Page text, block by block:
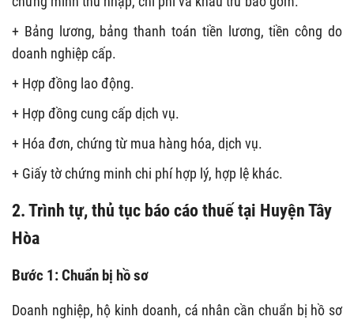
+ Bảng lương, bảng thanh toán tiền lương, tiền công do
doanh nghiệp cấp.
+ Hợp đồng lao động.
+ Hợp đồng cung cấp dịch vụ.
+ Hóa đơn, chứng từ mua hàng hóa, dịch vụ.
+ Giấy tờ chứng minh chi phí hợp lý, hợp lệ khác.
2. Trình tự, thủ tục báo cáo thuế tại Huyện Tây
Hòa
Bước 1: Chuẩn bị hồ sơ
Doanh nghiệp, hộ kinh doanh, cá nhân cần chuẩn bị hồ sơ